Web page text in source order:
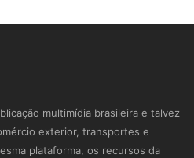
multimídia brasileira e talvez
exterior, transportes e
plataforma, os recursos da